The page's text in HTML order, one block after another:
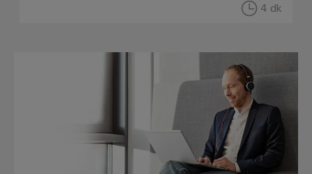
4 dk
Uzmanlarımızla iletişime geçin